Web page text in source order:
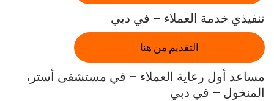
تنفيذي خدمة العملاء – في دبي
التقديم من هنا
مساعد أول رعاية العملاء – في مستشفى أستر،
المنخول – في دبي